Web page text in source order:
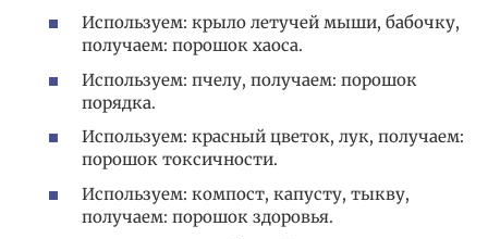
Используем: крыло летучей мыши, бабочку,
получаем: порошок хаоса.
Используем: пчелу, получаем: порошок
порядка.
Используем: красный цветок, лук, получаем:
порошок токсичности.
Используем: компост, капусту, тыкву,
получаем: порошок здоровья.